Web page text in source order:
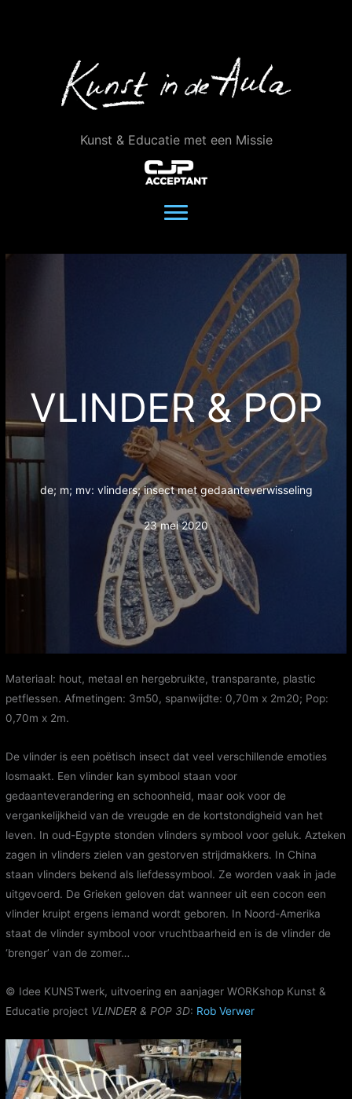
Kunst & Educatie met een Missie
VLINDER & POP
de; m; mv: vlinders; insect met gedaanteverwisseling
23 mei 2020
Materiaal: hout, metaal en hergebruikte, transparante, plastic
petflessen. Afmetingen: 3m50, spanwijdte: 0,70m x 2m20; Pop:
0,70m x 2m.
De vlinder is een poëtisch insect dat veel verschillende emoties
losmaakt. Een vlinder kan symbool staan voor
gedaanteverandering en schoonheid, maar ook voor de
vergankelijkheid van de vreugde en de kortstondigheid van het
leven. In oud-Egypte stonden vlinders symbool voor geluk. Azteken
zagen in vlinders zielen van gestorven strijdmakkers. In China
staan vlinders bekend als liefdessymbool. Ze worden vaak in jade
uitgevoerd. De Grieken geloven dat wanneer uit een cocon een
vlinder kruipt ergens iemand wordt geboren. In Noord-Amerika
staat de vlinder symbool voor vruchtbaarheid en is de vlinder de
‘brenger’ van de zomer…
© Idee KUNSTwerk, uitvoering en aanjager WORKshop Kunst &
Educatie project VLINDER & POP 3D: Rob Verwer